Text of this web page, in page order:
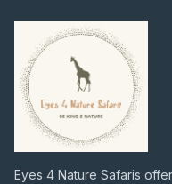
Eyes 4 Nature Safaris